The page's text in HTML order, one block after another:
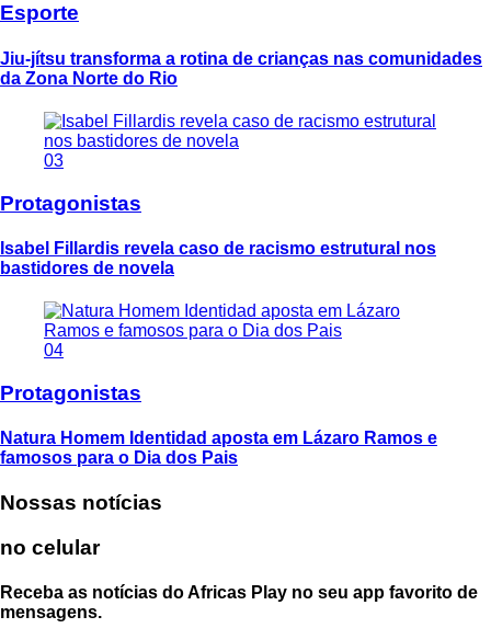
Esporte
Jiu-jítsu transforma a rotina de crianças nas comunidades
da Zona Norte do Rio
03
Protagonistas
Isabel Fillardis revela caso de racismo estrutural nos
bastidores de novela
04
Protagonistas
Natura Homem Identidad aposta em Lázaro Ramos e
famosos para o Dia dos Pais
Nossas notícias
no celular
Receba as notícias do Africas Play no seu app favorito de
mensagens.